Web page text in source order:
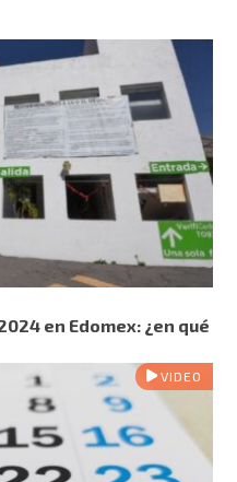
en Edomex: ¿en qué
VIDEO